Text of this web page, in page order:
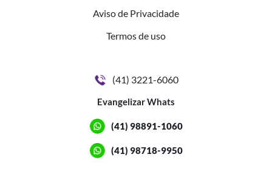
Aviso de Privacidade
Termos de uso
(41) 3221-6060
Evangelizar Whats
(41) 98891-1060
(41) 98718-9950